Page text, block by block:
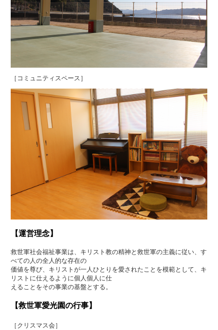
［コミュニティスペース］
【運営理念】
救世軍社会福祉事業は、キリスト教の精神と救世軍の主義に従い、す
べての人の全人的な存在の
価値を尊び、キリストが一人ひとりを愛されたことを模範として、キ
リストに仕えるように個人個人に仕
えることをその事業の基盤とする。
【救世軍愛光園の行事】
［クリスマス会］